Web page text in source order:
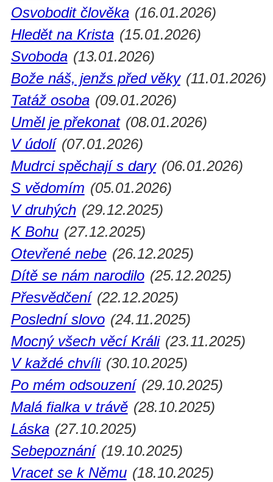
Osvobodit člověka (16.01.2026)
Hledět na Krista (15.01.2026)
Svoboda (13.01.2026)
Bože náš, jenžs před věky (11.01.2026)
Tatáž osoba (09.01.2026)
Uměl je překonat (08.01.2026)
V údolí (07.01.2026)
Mudrci spěchají s dary (06.01.2026)
S vědomím (05.01.2026)
V druhých (29.12.2025)
K Bohu (27.12.2025)
Otevřené nebe (26.12.2025)
Dítě se nám narodilo (25.12.2025)
Přesvědčení (22.12.2025)
Poslední slovo (24.11.2025)
Mocný všech věcí Králi (23.11.2025)
V každé chvíli (30.10.2025)
Po mém odsouzení (29.10.2025)
Malá fialka v trávě (28.10.2025)
Láska (27.10.2025)
Sebepoznání (19.10.2025)
Vracet se k Němu (18.10.2025)